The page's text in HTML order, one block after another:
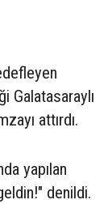
Galatasaraylı
attırdı.
yapılan
denildi.